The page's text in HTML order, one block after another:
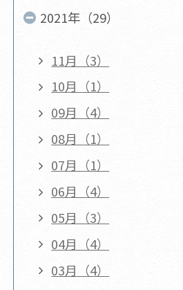
2021年（29）
11月（3）
10月（1）
09月（4）
08月（1）
07月（1）
06月（4）
05月（3）
04月（4）
03月（4）